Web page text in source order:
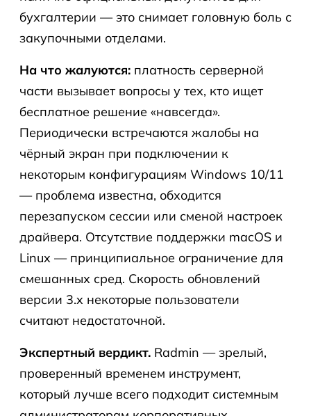
бухгалтерии — это снимает головную боль с
закупочными отделами.
На что жалуются: платность серверной
части вызывает вопросы у тех, кто ищет
бесплатное решение «навсегда».
Периодически встречаются жалобы на
чёрный экран при подключении к
некоторым конфигурациям Windows 10/11
— проблема известна, обходится
перезапуском сессии или сменой настроек
драйвера. Отсутствие поддержки macOS и
Linux — принципиальное ограничение для
смешанных сред. Скорость обновлений
версии 3.x некоторые пользователи
считают недостаточной.
Экспертный вердикт. Radmin — зрелый,
проверенный временем инструмент,
который лучше всего подходит системным